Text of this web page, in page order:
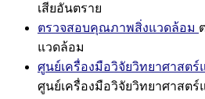
เสียอันตราย
ตรวจสอบคุณภาพสิ่งแวดล้อม
แวดล้อม
ศูนย์เครื่องมือวิจัยวิทยาศาสตร์
ศูนย์เครื่องมือวิจัยวิทยาศาสตร์